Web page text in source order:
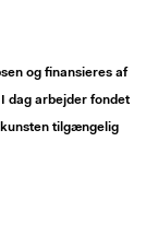
og finansieres af
dag arbejder fondet
tilgængelig